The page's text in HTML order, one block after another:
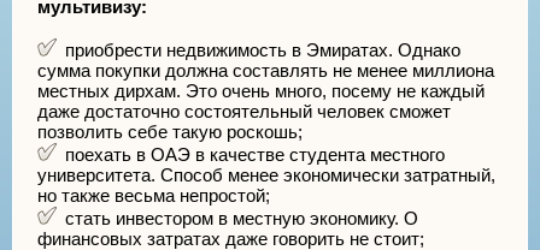
мультивизу:
приобрести недвижимость в Эмиратах. Однако
сумма покупки должна составлять не менее миллиона
местных дирхам. Это очень много, посему не каждый
даже достаточно состоятельный человек сможет
позволить себе такую роскошь;
поехать в ОАЭ в качестве студента местного
университета. Способ менее экономически затратный,
но также весьма непростой;
стать инвестором в местную экономику. О
финансовых затратах даже говорить не стоит;